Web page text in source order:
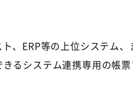
ERP等の上位システム、
るシステム連携専用の帳票